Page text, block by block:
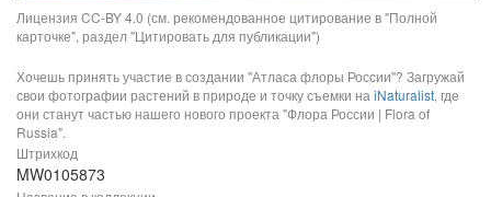
Лицензия CC-BY 4.0 (см. рекомендованное цитирование в "Полной
карточке", раздел "Цитировать для публикации")
Хочешь принять участие в создании "Атласа флоры России"? Загружай
свои фотографии растений в природе и точку съемки наiNaturalist, где
они станут частью нашего нового проекта "Флора России | Flora of
Russia".
Штрихкод
MW0105873